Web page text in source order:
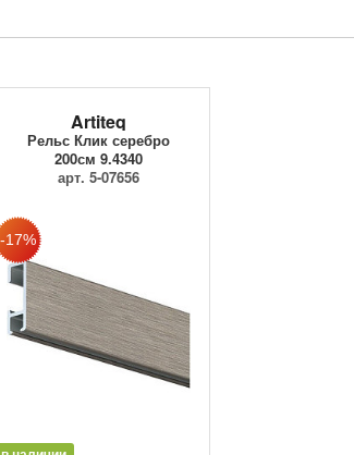
Artiteq
Рельс Клик серебро
200см 9.4340
арт. 5-07656